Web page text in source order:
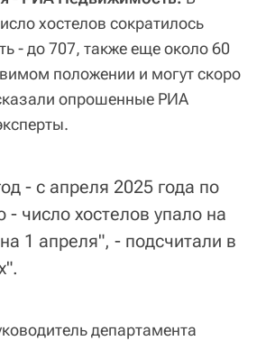
хостелов сократилось
- до 707, также еще около 60
положении и могут скоро
опрошенные РИА
- с апреля 2025 года по
- число хостелов упало на
1 апреля", - подсчитали в
департамента